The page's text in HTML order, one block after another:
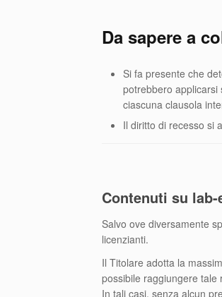
Da sapere a
Si fa presente che
potrebbero applicarsi
ciascuna clausola
Il diritto di recesso si
Contenuti su lab-
Salvo ove diversamente
licenzianti.
Il Titolare adotta la
possibile raggiungere tale
In tali casi, senza alcun